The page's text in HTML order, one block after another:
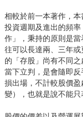
相較於前一本著作，
投資週期及進出的頻
作」，秉持的原則是
往可以長達兩、三年
的「存股」尚有不同
當下立判，是會隨即
損出場，不計較股價
變），也就是說不能只